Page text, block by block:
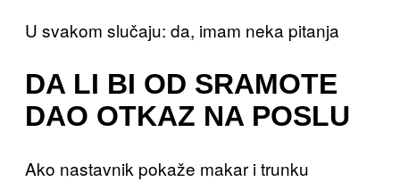
U svakom slučaju: da, imam neka pitanja
DA LI BI OD SRAMOTE
DAO OTKAZ NA POSLU
Ako nastavnik pokaže makar i trunku